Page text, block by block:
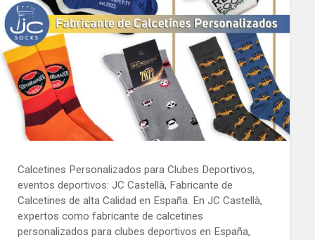
Calcetines Personalizados para Clubes Deportivos,
eventos deportivos: JC Castellà, Fabricante de
Calcetines de alta Calidad en España. En JC Castellà,
expertos como fabricante de calcetines
personalizados para clubes deportivos en España,